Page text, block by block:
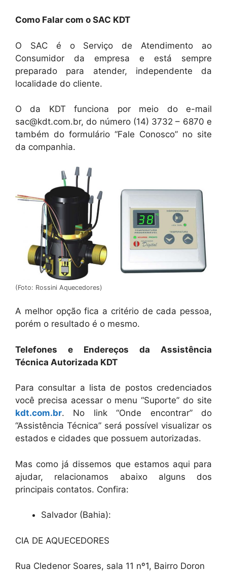
Como Falar com o SAC KDT
O SAC é o Serviço de Atendimento ao
Consumidor da empresa e está sempre
preparado para atender, independente da
localidade do cliente.
O da KDT funciona por meio do e-mail
sac@kdt.com.br, do número (14) 3732 – 6870 e
também do formulário “Fale Conosco” no site
da companhia.
(Foto: Rossini Aquecedores)
A melhor opção fica a critério de cada pessoa,
porém o resultado é o mesmo.
Telefones e Endereços da Assistência
Técnica Autorizada KDT
Para consultar a lista de postos credenciados
você precisa acessar o menu “Suporte” do site
kdt.com.br. No link “Onde encontrar” do
“Assistência Técnica” será possível visualizar os
estados e cidades que possuem autorizadas.
Mas como já dissemos que estamos aqui para
ajudar, relacionamos abaixo alguns dos
principais contatos. Confira:
Salvador (Bahia):
CIA DE AQUECEDORES
Rua Cledenor Soares, sala 11 nº1, Bairro Doron